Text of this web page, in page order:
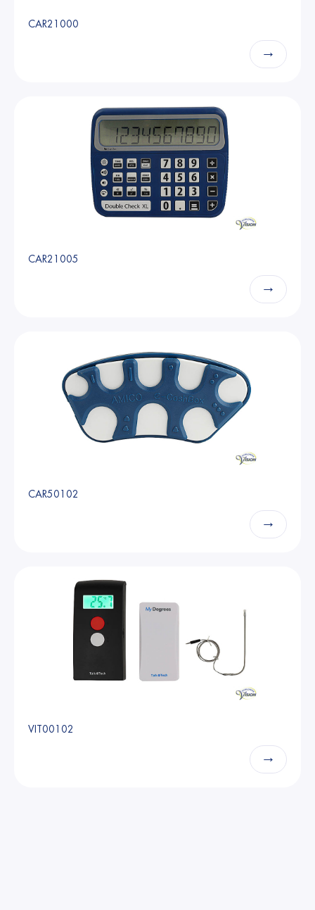
CAR21000
→
CAR21005
→
CAR50102
→
VIT00102
→